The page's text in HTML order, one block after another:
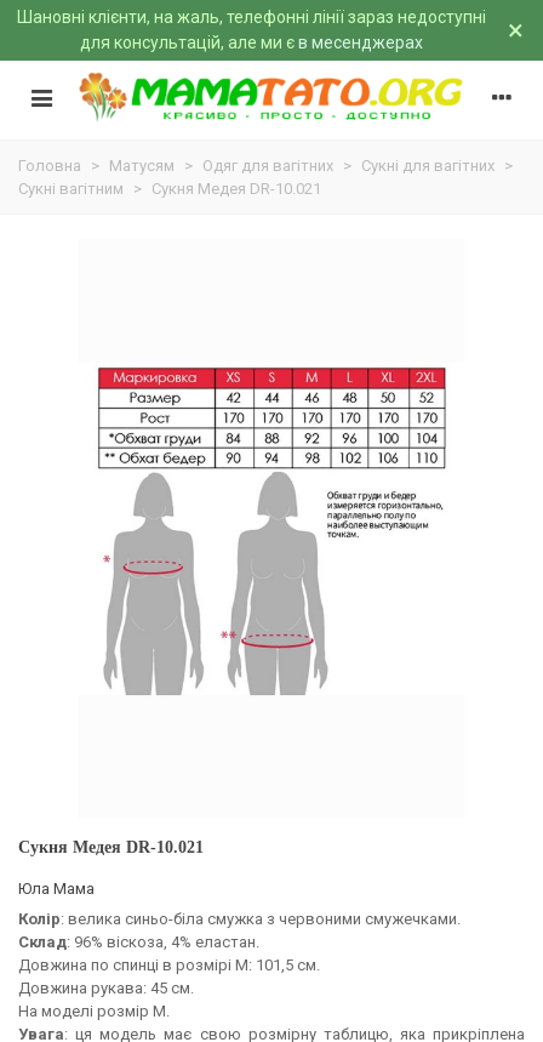
Шановні клієнти, на жаль, телефонні лінії зараз недоступні
для консультацій, але ми єв месенджерах ×
Головна > Матусям > Одяг для вагітних > Сукні для вагітних >
Сукні вагітним
> Сукня Медея DR-10.021
Сукня Медея DR-10.021
Юла Мама
Колір: велика синьо-біла смужка з червоними смужечками.
Склад: 96% віскоза, 4% еластан.
Довжина по спинці в розмірі М: 101,5 см.
Довжина рукава: 45 см.
На моделі розмір М.
Увага: ця модель має свою розмірну таблицю, яка прикріплена